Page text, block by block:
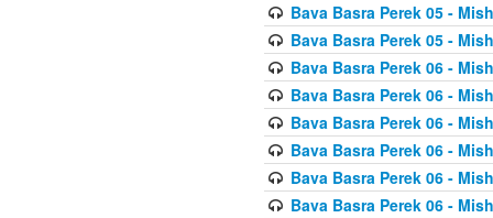
Bava Basra Perek 05 -
Bava Basra Perek 05 -
Bava Basra Perek 06 -
Bava Basra Perek 06 -
Bava Basra Perek 06 -
Bava Basra Perek 06 -
Bava Basra Perek 06 -
Bava Basra Perek 06 -